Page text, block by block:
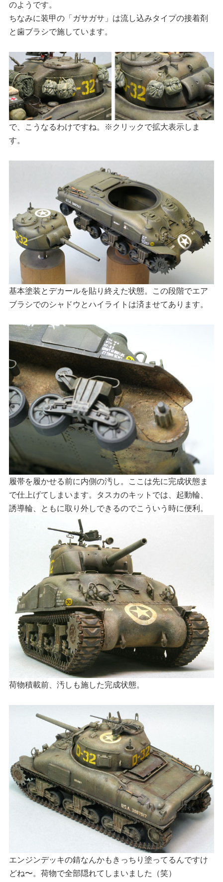
のようです。
ちなみに装甲の「ガサガサ」は流し込みタイプの接着剤
と歯ブラシで施しています。
で、こうなるわけですね。※クリックで拡大表示しま
す。
基本塗装とデカールを貼り終えた状態。この段階でエア
ブラシでのシャドウとハイライトは済ませてあります。
履帯を履かせる前に内側の汚し。ここは先に完成状態ま
で仕上げてしまいます。タスカのキットでは、起動輪、
誘導輪、ともに取り外しできるのでこういう時に便利。
荷物積載前、汚しも施した完成状態。
エンジンデッキの錆なんかもきっちり塗ってるんですけ
どね〜。荷物で全部隠れてしまいました（笑）